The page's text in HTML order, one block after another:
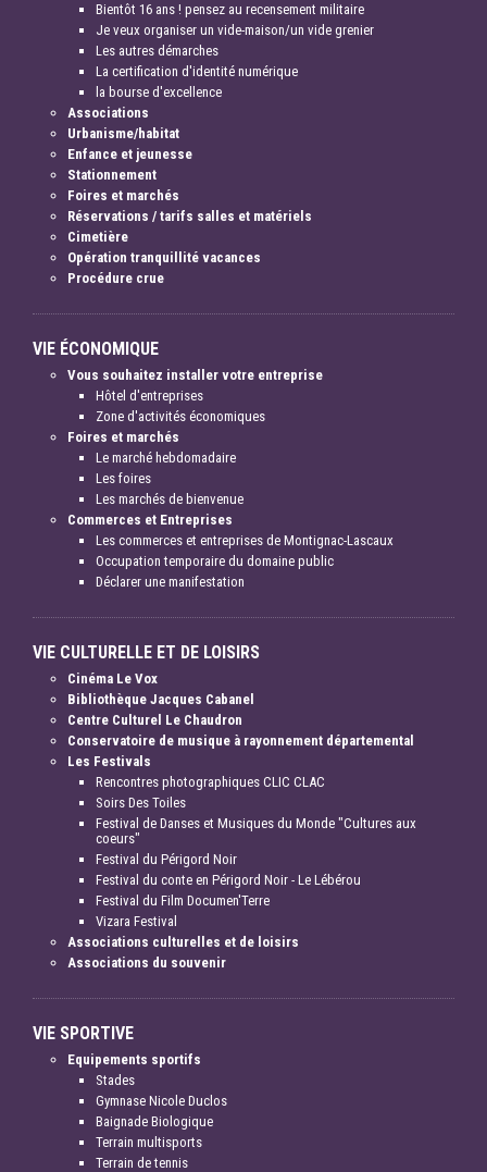
Bientôt 16 ans ! pensez au recensement militaire
Je veux organiser un vide-maison/un vide grenier
Les autres démarches
La certification d'identité numérique
la bourse d'excellence
Associations
Urbanisme/habitat
Enfance et jeunesse
Stationnement
Foires et marchés
Réservations / tarifs salles et matériels
Cimetière
Opération tranquillité vacances
Procédure crue
VIE ÉCONOMIQUE
Vous souhaitez installer votre entreprise
Hôtel d'entreprises
Zone d'activités économiques
Foires et marchés
Le marché hebdomadaire
Les foires
Les marchés de bienvenue
Commerces et Entreprises
Les commerces et entreprises de Montignac-Lascaux
Occupation temporaire du domaine public
Déclarer une manifestation
VIE CULTURELLE ET DE LOISIRS
Cinéma Le Vox
Bibliothèque Jacques Cabanel
Centre Culturel Le Chaudron
Conservatoire de musique à rayonnement départemental
Les Festivals
Rencontres photographiques CLIC CLAC
Soirs Des Toiles
Festival de Danses et Musiques du Monde "Cultures aux
coeurs"
Festival du Périgord Noir
Festival du conte en Périgord Noir - Le Lébérou
Festival du Film Documen'Terre
Vizara Festival
Associations culturelles et de loisirs
Associations du souvenir
VIE SPORTIVE
Equipements sportifs
Stades
Gymnase Nicole Duclos
Baignade Biologique
Terrain multisports
Terrain de tennis